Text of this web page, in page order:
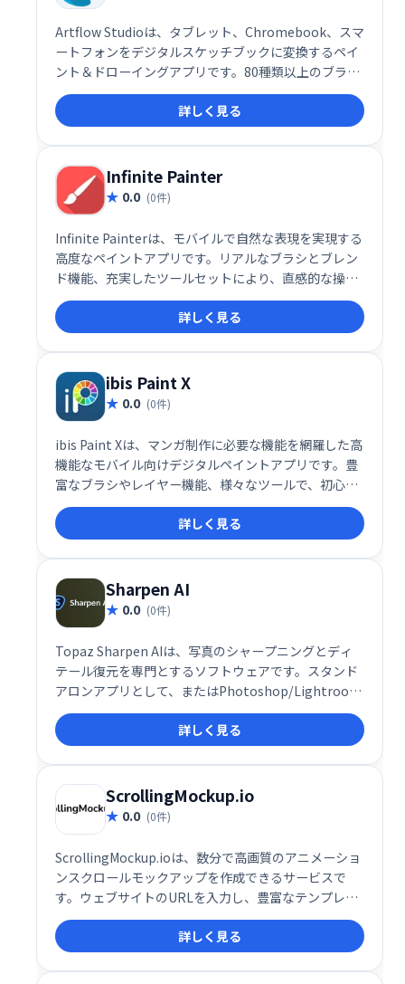
Artflow Studioは、タブレット、Chromebook、スマ
ートフォンをデジタルスケッチブックに変換するペイ
ント＆ドローイングアプリです。80種類以上のブラ
シ、汚れ、ファイル、消しゴムツールを搭載し、直感
的な操作で想像力を自由に表現できます。高速でスム
ーズな描画体験を提供し、デジタルアート制作を快適
にします。クリエイティブなアイデアを形にするため
の理想的なツールです。
詳しく見る
Infinite Painter
0.0 (0件)
Infinite Painterは、モバイルで自然な表現を実現する
高度なペイントアプリです。リアルなブラシとブレン
ド機能、充実したツールセットにより、直感的な操作
でプロフェッショナルレベルの絵画制作が可能です。
創造性を自由に解き放ち、美しいアート作品を創造し
ましょう。
詳しく見る
ibis Paint X
0.0 (0件)
ibis Paint Xは、マンガ制作に必要な機能を網羅した高
機能なモバイル向けデジタルペイントアプリです。豊
富なブラシやレイヤー機能、様々なツールで、初心者
からプロまで幅広く利用できます。直感的な操作で、
あなたの創造性を自由に表現しましょう。
詳しく見る
Sharpen AI
0.0 (0件)
Topaz Sharpen AIは、写真のシャープニングとディ
テール復元を専門とするソフトウェアです。スタンド
アロンアプリとして、またはPhotoshop/Lightroom
プラグインとして使用でき、既存のワークフローにシ
ームレスに統合可能です。バッチ処理にも対応し、高
画質の写真編集を効率的に実現します。
詳しく見る
ScrollingMockup.io
0.0 (0件)
ScrollingMockup.ioは、数分で高画質のアニメーショ
ンスクロールモックアップを作成できるサービスで
す。ウェブサイトのURLを入力し、豊富なテンプレー
トから選択、音楽を追加するだけで、魅力的なマーケ
ティング用モックアップが完成します。Webデザイン
のプレゼンテーションに最適です。
詳しく見る